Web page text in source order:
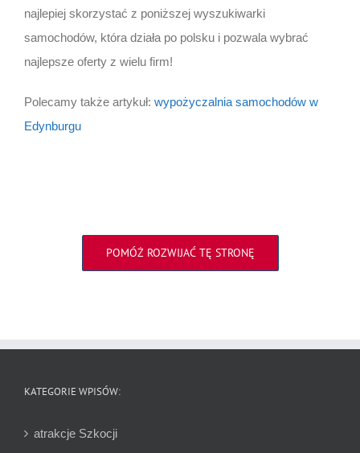
najlepiej skorzystać z poniższej wyszukiwarki
samochodów, która działa po polsku i pozwala wybrać
najlepsze oferty z wielu firm!
Polecamy także artykuł: wypożyczalnia samochodów w
Edynburgu
POMÓŻ ROZWIJAĆ TĘ STRONĘ
KATEGORIE WPISÓW:
atrakcje Szkocji